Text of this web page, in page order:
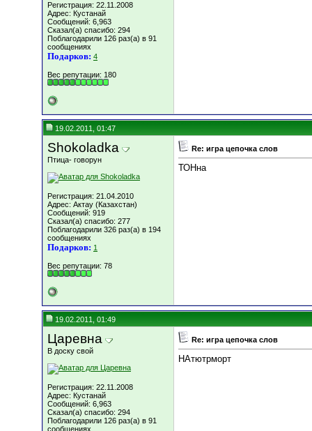
Регистрация: 22.11.2008
Адрес: Кустанай
Сообщений: 6,963
Сказал(а) спасибо: 294
Поблагодарили 126 раз(а) в 91
сообщениях
Подарков: 4
Вес репутации: 180
19.02.2011, 01:47
Shokoladka
Птица- говорун
Регистрация: 21.04.2010
Адрес: Актау (Казахстан)
Сообщений: 919
Сказал(а) спасибо: 277
Поблагодарили 326 раз(а) в 194
сообщениях
Подарков: 1
Вес репутации: 78
Re: игра цепочка слов
ТОНна
19.02.2011, 01:49
Царевна
В доску свой
Регистрация: 22.11.2008
Адрес: Кустанай
Сообщений: 6,963
Сказал(а) спасибо: 294
Поблагодарили 126 раз(а) в 91
сообщениях
Re: игра цепочка слов
НАтютрморт